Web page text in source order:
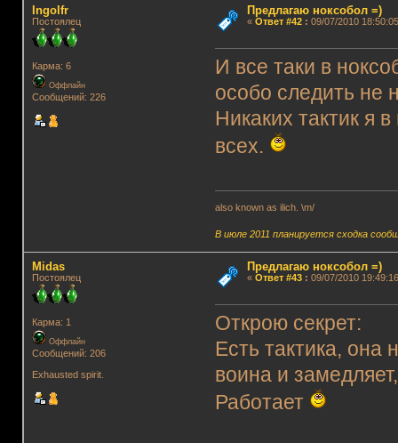
Ingolfr
Постоялец
Карма: 6
Оффлайн
Сообщений: 226
Предлагаю ноксобол =)
« Ответ #42: 09/07/2010
И все таки в
особо следить не
Никаких тактик я
всех.
also known as ilich. \m/
В июле 2011 планируется сходка
Midas
Постоялец
Карма: 1
Оффлайн
Сообщений: 206
Exhausted spirit.
Предлагаю ноксобол =)
« Ответ #43: 09/07/2010
Открою секрет:
Есть тактика, она
воина и
Работает